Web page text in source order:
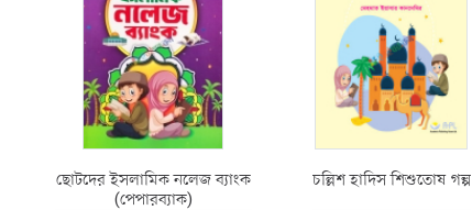
ছোটদের ইসলামিক নলেজ ব্যাংক
(পেপারব্যাক)
চল্লিশ হাদিস শিশুতোষ গল্প